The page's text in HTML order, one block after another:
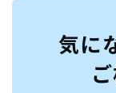
気に